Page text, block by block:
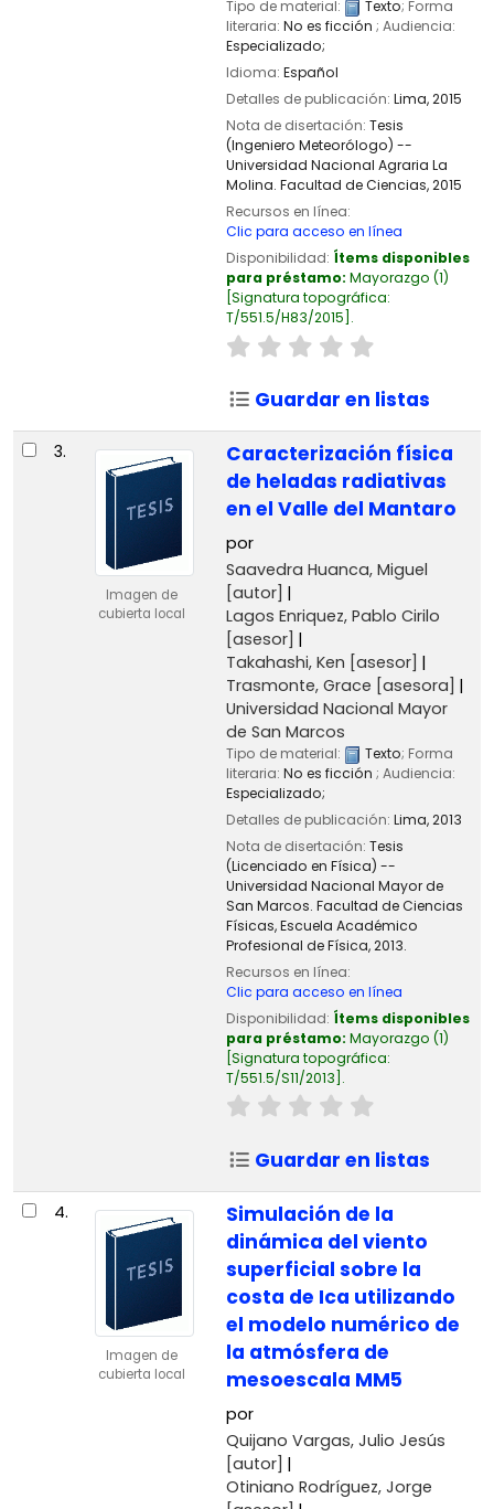
Tipo de material: Texto; Forma
literaria: No es ficción ; Audiencia:
Especializado;
Idioma: Español
Detalles de publicación: Lima,2015
Nota de disertación: Tesis
(Ingeniero Meteorólogo) --
Universidad Nacional Agraria La
Molina. Facultad de Ciencias, 2015
Recursos en línea:
Clic para acceso en línea
Disponibilidad: Ítems disponibles
para préstamo: Mayorazgo (1)
Signatura topográfica:
T/551.5/H83/2015 .
Guardar en listas
3.
Imagen de
cubierta local
Caracterización física
de heladas radiativas
en el Valle del Mantaro
por
Saavedra Huanca, Miguel
[autor]
Lagos Enriquez, Pablo Cirilo
[asesor]
Takahashi, Ken [asesor]
Trasmonte, Grace [asesora]
Universidad Nacional Mayor
de San Marcos
Tipo de material: Texto; Forma
literaria: No es ficción ; Audiencia:
Especializado;
Detalles de publicación: Lima,2013
Nota de disertación: Tesis
(Licenciado en Física) --
Universidad Nacional Mayor de
San Marcos. Facultad de Ciencias
Físicas, Escuela Académico
Profesional de Física, 2013.
Recursos en línea:
Clic para acceso en línea
Disponibilidad: Ítems disponibles
para préstamo: Mayorazgo (1)
Signatura topográfica:
T/551.5/S11/2013 .
Guardar en listas
4.
Imagen de
cubierta local
Simulación de la
dinámica del viento
superficial sobre la
costa de Ica utilizando
el modelo numérico de
la atmósfera de
mesoescala MM5
por
Quijano Vargas, Julio Jesús
[autor]
Otiniano Rodríguez, Jorge